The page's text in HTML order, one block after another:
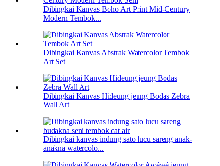
Dibingkai Kanvas Boho Art Print Mid-Century
Modern Tembok...
Dibingkai Kanvas Abstrak Watercolor Tembok
Art Set
Dibingkai Kanvas Hideung jeung Bodas Zebra
Wall Art
Dibingkai kanvas indung sato lucu sareng anak-
anakna watercolo...